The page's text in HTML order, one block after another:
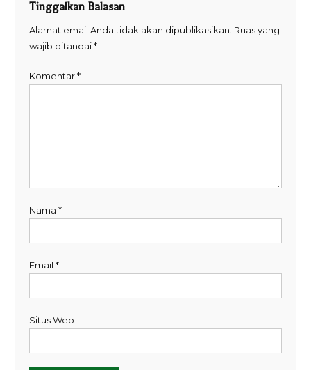
Tinggalkan Balasan
Alamat email Anda tidak akan dipublikasikan. Ruas yang
wajib ditandai*
Komentar*
Nama*
Email*
Situs Web